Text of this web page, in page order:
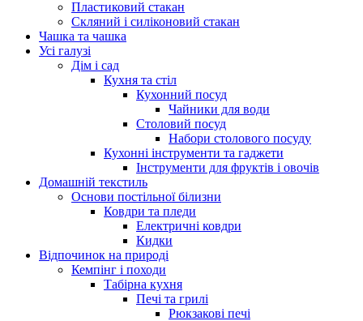
Пластиковий стакан
Скляний і силіконовий стакан
Чашка та чашка
Усі галузі
Дім і сад
Кухня та стіл
Кухонний посуд
Чайники для води
Столовий посуд
Набори столового посуду
Кухонні інструменти та гаджети
Інструменти для фруктів і овочів
Домашній текстиль
Основи постільної білизни
Ковдри та пледи
Електричні ковдри
Кидки
Відпочинок на природі
Кемпінг і походи
Табірна кухня
Печі та грилі
Рюкзакові печі